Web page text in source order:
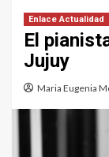
Enlace Actualidad
El
Jujuy
Maria Eugenia